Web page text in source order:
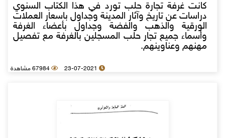
كانت غرفة تجارة حلب تورد في هذا الكتاب السنوي
دراسات عن تاريخ وآثار المدينة وجداول باسعار العملات
الورقية والذهب والفضة وجداول بأعضاء الغرفة
وأسماء جميع تجار حلب المسجلين بالغرفة مع تفصيل
مهنهم وعناوينهم.
23-07-2021 67984 مشاهدة